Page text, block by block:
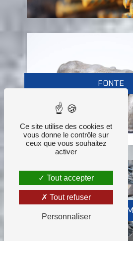
FONTE
ALUMINIUM
Ce site utilise des cookies et
vous donne le contrôle sur
ceux que vous souhaitez
activer
Tout accepter
Tout refuser
Personnaliser